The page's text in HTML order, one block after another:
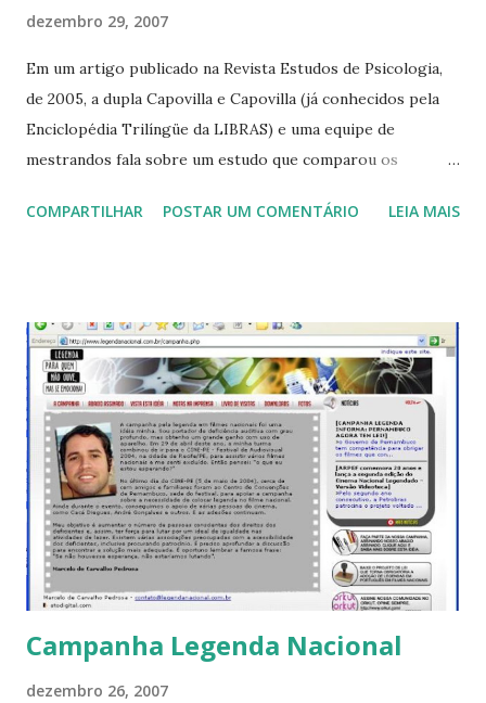
dezembro 29, 2007
Em um artigo publicado na Revista Estudos de Psicologia,
de 2005, a dupla Capovilla e Capovilla (já conhecidos pela
Enciclopédia Trilíngüe da LIBRAS) e uma equipe de
mestrandos fala sobre um estudo que comparou os
do artigo são bem especializados (ou seja, um pouco
Espero que seja útil a alguém. Estão conseguindo fazer o
download ? Abraços, Vanessa.
COMPARTILHAR POSTAR UM COMENTÁRIO LEIA MAIS
Campanha Legenda Nacional
dezembro 26, 2007